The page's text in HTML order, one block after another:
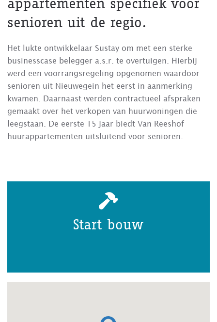
appartementen specifiek voor
senioren uit de regio.
Het lukte ontwikkelaar Sustay om met een sterke
businesscase belegger a.s.r. te overtuigen. Hierbij
werd een voorrangsregeling opgenomen waardoor
senioren uit Nieuwegein het eerst in aanmerking
kwamen. Daarnaast werden contractueel afspraken
gemaakt over het verkopen van huurwoningen die
leegstaan. De eerste 15 jaar biedt Van Reeshof
huurappartementen uitsluitend voor senioren.
Oplevering